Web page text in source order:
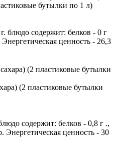
бутылки по 1 л)
блюдо содержит: белков - 0 г
ценность - 26,3
(2 пластиковые бутылки
содержит: белков - 0,8 г .,
Энергетическая ценность - 30